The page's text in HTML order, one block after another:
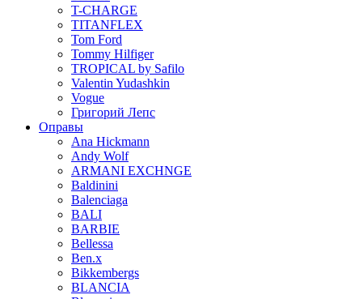
T-CHARGE
TITANFLEX
Tom Ford
Tommy Hilfiger
TROPICAL by Safilo
Valentin Yudashkin
Vogue
Григорий Лепс
Оправы
Ana Hickmann
Andy Wolf
ARMANI EXCHNGE
Baldinini
Balenciaga
BALI
BARBIE
Bellessa
Ben.x
Bikkembergs
BLANCIA